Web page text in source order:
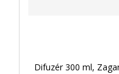
Difuzér 300 ml,